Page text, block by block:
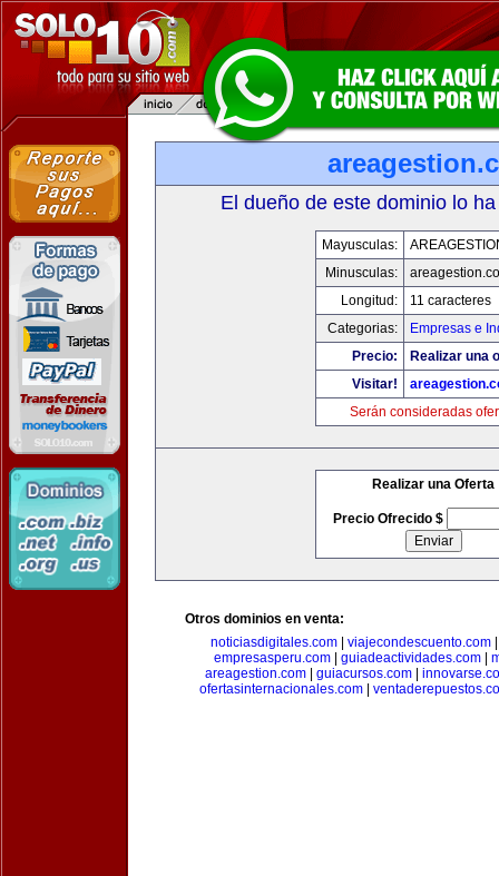
El dueño de este dominio lo
Mayusculas:
Minusculas:
Longitud:
11 caracteres
Categorias:
Empresas e
Precio:
Realizar una
Visitar!
Serán consideradas
Realizar una Oferta
Precio Ofrecido $
Otros dominios en venta:
noticiasdigitales.com| viajecondescuento.com
empresasperu.com| guiadeactividades.com|
areagestion.com| guiacursos.com|
ofertasinternacionales.com|